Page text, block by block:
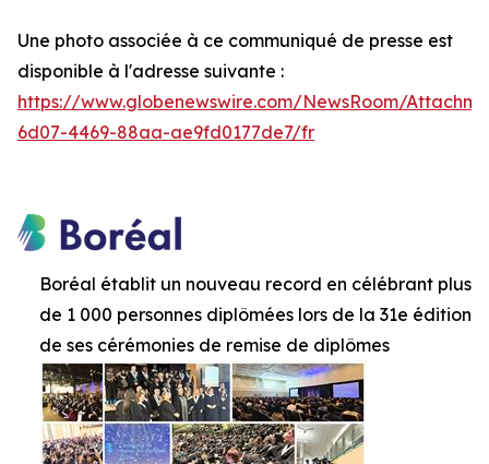
Une photo associée à ce communiqué de presse est
disponible à l'adresse suivante :
https://www.globenewswire.com/NewsRoom/
6d07-4469-88aa-ae9fd0177de7/fr
Boréal établit un nouveau record en célébrant plus
de 1 000 personnes diplômées lors de la 31e édition
de ses cérémonies de remise de diplômes